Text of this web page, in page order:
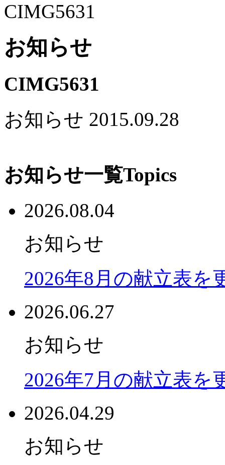
CIMG5631
お知らせ
CIMG5631
お知らせ 2015.09.28
お知らせ一覧Topics
2026.08.04
お知らせ
2026年8月の献立表を
2026.06.27
お知らせ
2026年7月の献立表を
2026.04.29
お知らせ